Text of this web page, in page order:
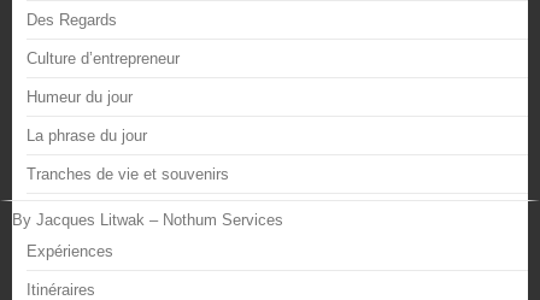
Des Regards
Culture d’entrepreneur
Humeur du jour
La phrase du jour
Tranches de vie et souvenirs
By Jacques Litwak – Nothum Services
Expériences
Itinéraires